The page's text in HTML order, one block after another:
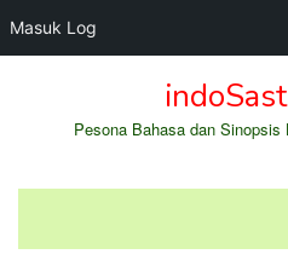
Masuk Log
Pesona Bahasa dan